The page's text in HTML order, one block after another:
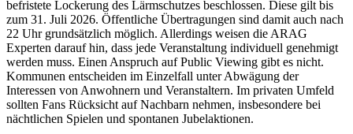
befristete Lockerung des Lärmschutzes beschlossen. Diese gilt bis
zum 31. Juli 2026. Öffentliche Übertragungen sind damit auch nach
22 Uhr grundsätzlich möglich. Allerdings weisen die ARAG
Experten darauf hin, dass jede Veranstaltung individuell genehmigt
werden muss. Einen Anspruch auf Public Viewing gibt es nicht.
Kommunen entscheiden im Einzelfall unter Abwägung der
Interessen von Anwohnern und Veranstaltern. Im privaten Umfeld
sollten Fans Rücksicht auf Nachbarn nehmen, insbesondere bei
nächtlichen Spielen und spontanen Jubelaktionen.